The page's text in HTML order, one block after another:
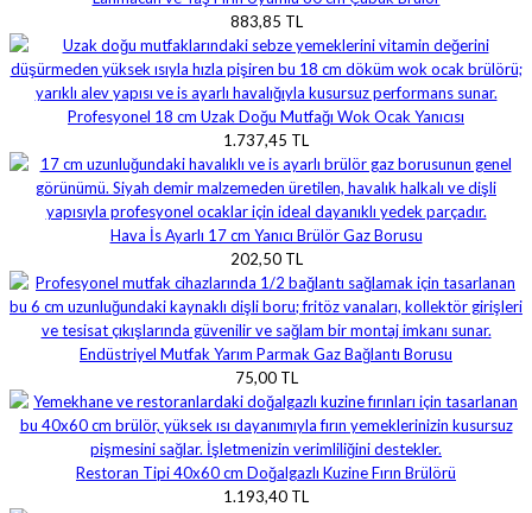
883,85 TL
Profesyonel 18 cm Uzak Doğu Mutfağı Wok Ocak Yanıcısı
1.737,45 TL
Hava İs Ayarlı 17 cm Yanıcı Brülör Gaz Borusu
202,50 TL
Endüstriyel Mutfak Yarım Parmak Gaz Bağlantı Borusu
75,00 TL
Restoran Tipi 40x60 cm Doğalgazlı Kuzine Fırın Brülörü
1.193,40 TL